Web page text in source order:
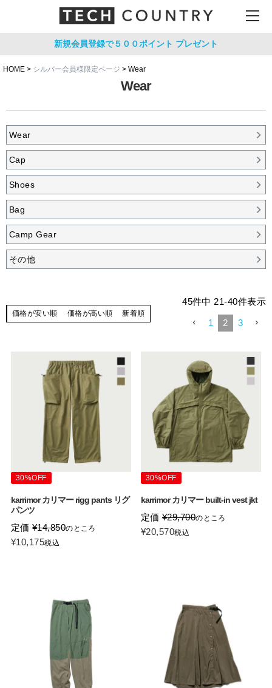
新規会員登録で５００ポイント プレゼント
HOME シルバー会員様限定ページ Wear
Wear
Wear
Cap
Shoes
Bag
Camp Gear
その他
価格が安い順 価格が高い順 新着順
45件中 21-40件表示
1 2 3
30%OFF
karrimor カリマー rigg pants リグ
パンツ
定価 ¥14,850のところ
¥10,175税込
30%OFF
karrimor カリマー built-in vest jkt
定価 ¥29,700のところ
¥20,570税込